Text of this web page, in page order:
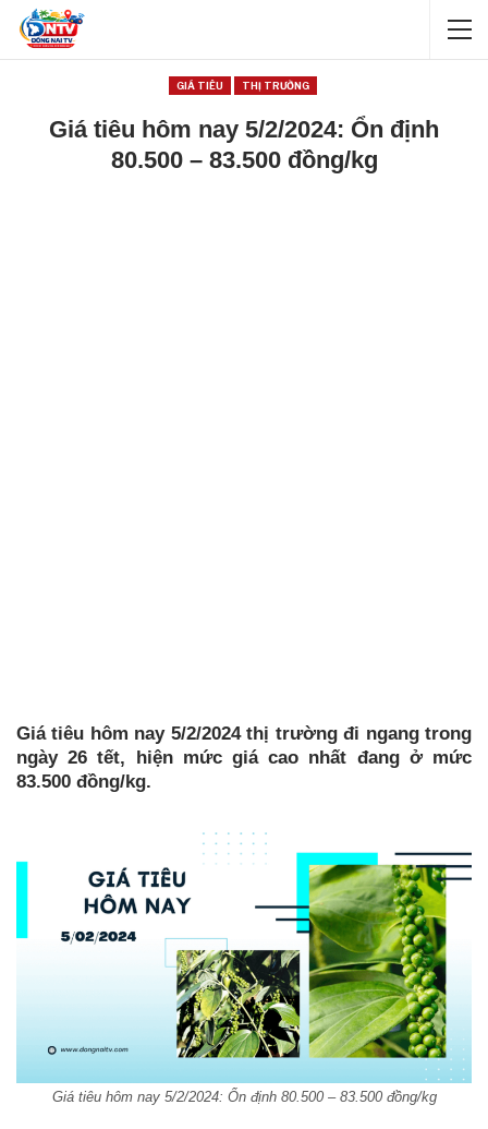
GIÁ TIÊU THỊ TRƯỜNG
Giá tiêu hôm nay 5/2/2024: Ổn định
80.500 – 83.500 đồng/kg
Giá tiêu hôm nay 5/2/2024 thị trường đi ngang trong
ngày 26 tết, hiện mức giá cao nhất đang ở mức
83.500 đồng/kg.
Giá tiêu hôm nay 5/2/2024: Ổn định 80.500 – 83.500 đồng/kg